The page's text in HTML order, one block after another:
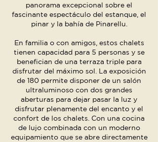
panorama excepcional sobre el
fascinante espectáculo del estanque, el
pinar y la bahía de Pinarellu.
En familia o con amigos, estos chalets
tienen capacidad para 5 personas y se
benefician de una terraza triple para
disfrutar del máximo sol. La exposición
de 180 permite disponer de un salón
ultraluminoso con dos grandes
aberturas para dejar pasar la luz y
disfrutar plenamente del encanto y el
confort de los chalets. Con una cocina
de lujo combinada con un moderno
equipamiento que se abre directamente